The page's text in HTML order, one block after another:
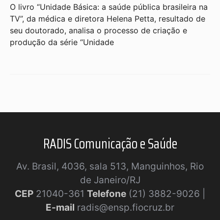
O livro “Unidade Básica: a saúde pública brasileira na
TV”, da médica e diretora Helena Petta, resultado de
seu doutorado, analisa o processo de criação e
produção da série “Unidade
RADIS Comunicação e Saúde
Av. Brasil, 4036, sala 513, Manguinhos, Rio
de Janeiro/RJ
CEP 21040-361 Telefone (21) 3882-9026 |
E-mail radis@ensp.fiocruz.br